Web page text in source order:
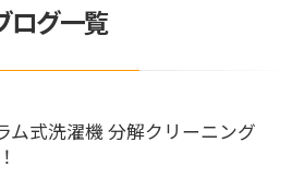
ログ一覧
ム式洗濯機 分解クリーニング